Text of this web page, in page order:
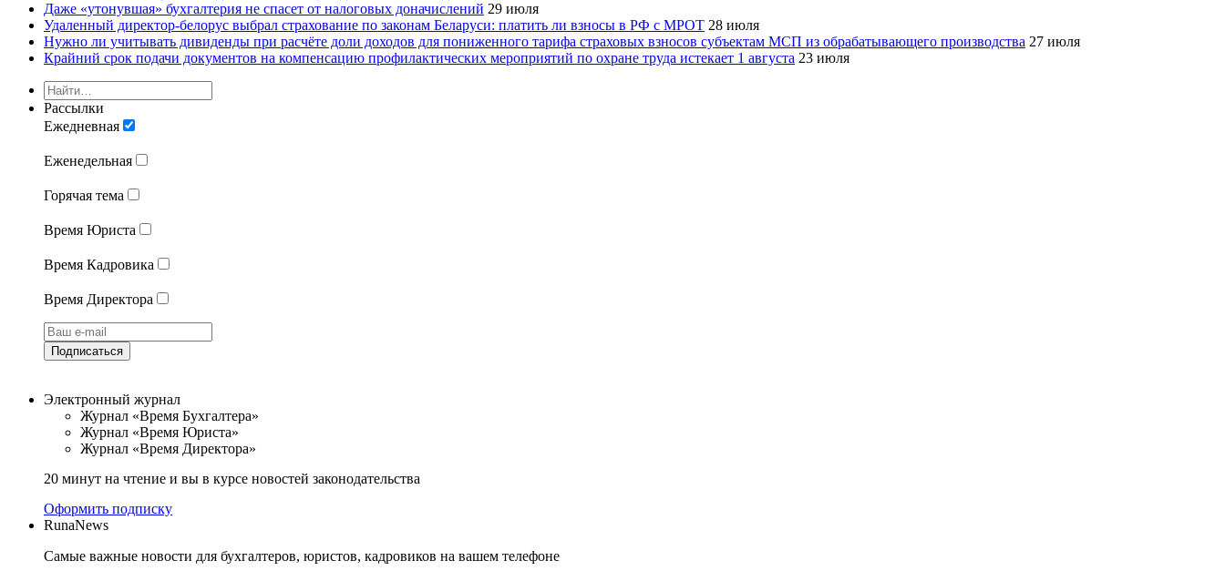
Даже «утонувшая» бухгалтерия не спасет от налоговых доначислений 29 июля
Удаленный директор-белорус выбрал страхование по законам Беларуси: платить ли взносы в РФ с МРОТ 28 июля
Нужно ли учитывать дивиденды при расчёте доли доходов для пониженного тарифа страховых взносов субъектам МСП из обрабатывающего производства 27 июля
Крайний срок подачи документов на компенсацию профилактических мероприятий по охране труда истекает 1 августа 23 июля
Рассылки
Ежедневная
Еженедельная
Горячая тема
Время Юриста
Время Кадровика
Время Директора
Подписаться
Электронный журнал
Журнал «Время Бухгалтера»
Журнал «Время Юриста»
Журнал «Время Директора»
20 минут на чтение и вы в курсе новостей законодательства
Оформить подписку
RunaNews
Самые важные новости для бухгалтеров, юристов, кадровиков на вашем телефоне